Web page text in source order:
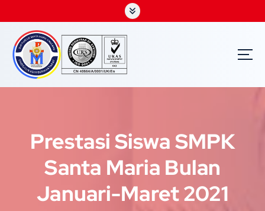
Prestasi Siswa SMPK
Santa Maria Bulan
Januari-Maret 2021